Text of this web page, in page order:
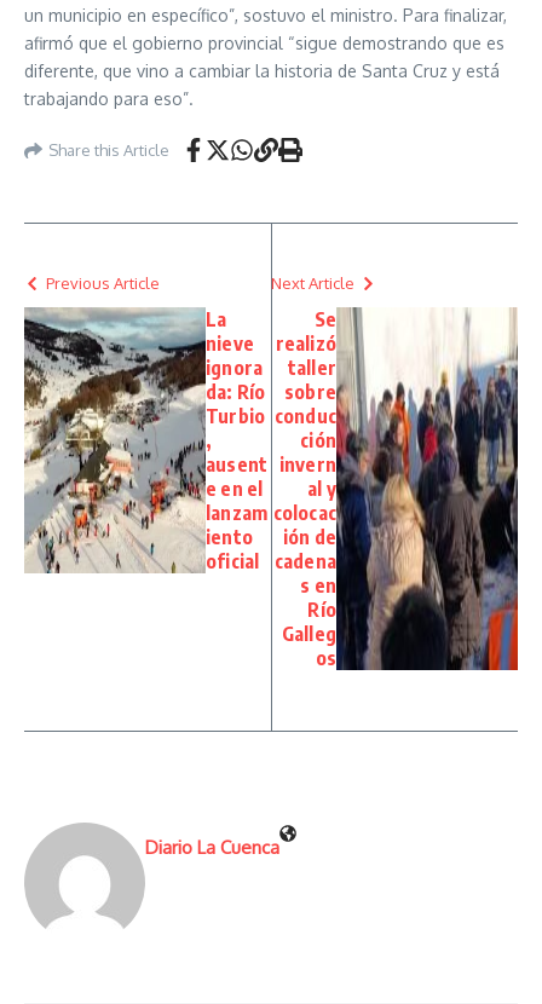
un municipio en específico”, sostuvo el ministro. Para finalizar,
afirmó que el gobierno provincial “sigue demostrando que es
diferente, que vino a cambiar la historia de Santa Cruz y está
trabajando para eso”.
Share this Article
Previous Article
La
nieve
ignora
da: Río
Turbio
,
ausent
e en el
lanzam
iento
oficial
Next Article
Se
realizó
taller
sobre
conduc
ción
invern
al y
colocac
ión de
cadena
s en
Río
Galleg
os
Diario La Cuenca